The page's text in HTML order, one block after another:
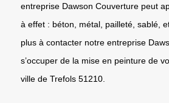
entreprise Dawson Couverture peut
à effet : béton, métal, pailleté, sablé,
plus à contacter notre entreprise
s’occuper de la mise en peinture de
ville de Trefols 51210.